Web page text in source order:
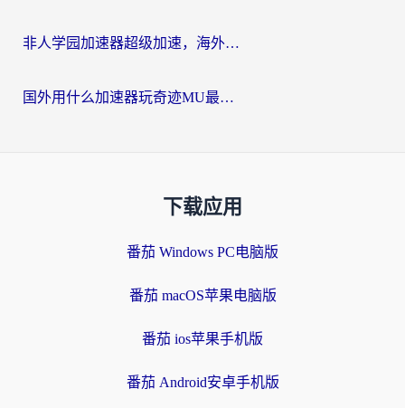
非人学园加速器超级加速，海外玩家重返国服的通行证
国外用什么加速器玩奇迹MU最好？2026海外玩家国服游戏加速全攻略
下载应用
番茄 Windows PC电脑版
番茄 macOS苹果电脑版
番茄 ios苹果手机版
番茄 Android安卓手机版